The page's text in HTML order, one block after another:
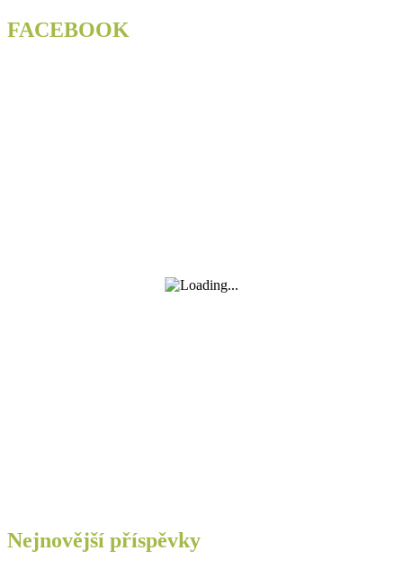
FACEBOOK
Nejnovější příspěvky